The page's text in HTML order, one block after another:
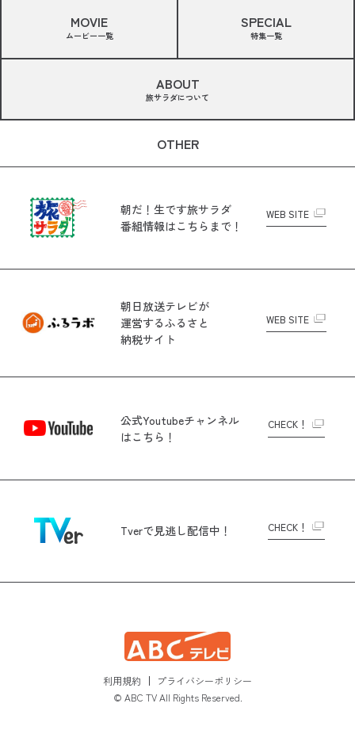
MOVIE
ムービー一覧
SPECIAL
特集一覧
ABOUT
旅サラダについて
OTHER
朝だ！生です旅サラダ
番組情報はこちらまで！
WEB SITE
朝日放送テレビが
運営するふるさと
納税サイト
WEB SITE
公式Youtubeチャンネル
はこちら！
CHECK！
Tverで見逃し配信中！ CHECK！
利用規約
プライバシーポリシー
© ABC TV All Rights Reserved.